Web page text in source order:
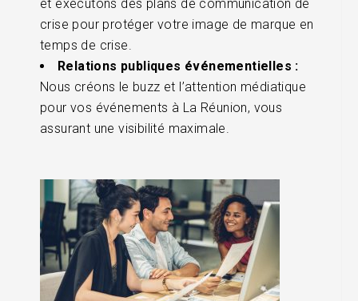
et exécutons des plans de communication de
crise pour protéger votre image de marque en
temps de crise.
Relations publiques événementielles :
Nous créons le buzz et l’attention médiatique
pour vos événements à La Réunion, vous
assurant une visibilité maximale.